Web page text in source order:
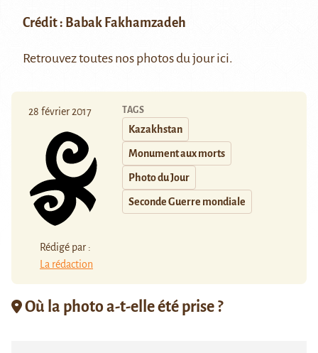
Crédit : Babak Fakhamzadeh
Retrouvez toutes nos photos du jourici.
28 février 2017
Rédigé par :
La rédaction
TAGS
Kazakhstan
Monument aux morts
Photo du Jour
Seconde Guerre mondiale
Où la photo a-t-elle été prise ?